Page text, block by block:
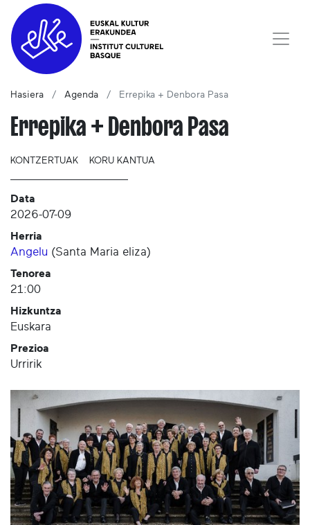
Hasiera Agenda Errepika + Denbora Pasa
Errepika + Denbora Pasa
KONTZERTUAK KORU KANTUA
Data
2026-07-09
Herria
Angelu (Santa Maria eliza)
Tenorea
21:00
Hizkuntza
Euskara
Prezioa
Urririk